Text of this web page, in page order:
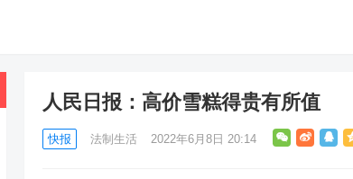
人民日报：高价雪糕得贵有所值
快报 法制生活 2022年6月8日 20:14